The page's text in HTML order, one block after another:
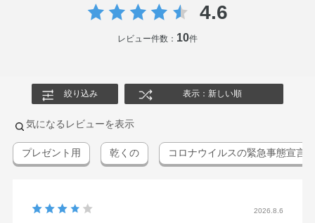
4.6
レビュー件数： 10件
絞り込み 表示：新しい順
気になるレビューを表示
プレゼント用 乾くの コロナウイルスの緊急事態宣言
2026.8.6